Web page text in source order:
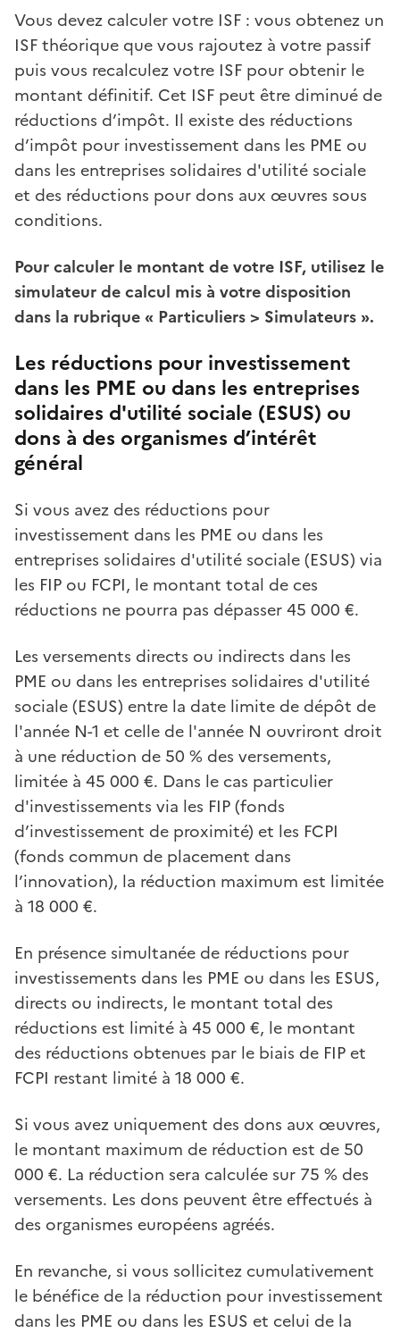
Vous devez calculer votre ISF : vous obtenez un
ISF théorique que vous rajoutez à votre passif
puis vous recalculez votre ISF pour obtenir le
montant définitif. Cet ISF peut être diminué de
réductions d’impôt. Il existe des réductions
d’impôt pour investissement dans les PME ou
dans les entreprises solidaires d'utilité sociale
et des réductions pour dons aux œuvres sous
conditions.
Pour calculer le montant de votre ISF, utilisez le
simulateur de calcul mis à votre disposition
dans la rubrique « Particuliers > Simulateurs ».
Les réductions pour investissement
dans les PME ou dans les entreprises
solidaires d'utilité sociale (ESUS) ou
dons à des organismes d’intérêt
général
Si vous avez des réductions pour
investissement dans les PME ou dans les
entreprises solidaires d'utilité sociale (ESUS) via
les FIP ou FCPI, le montant total de ces
réductions ne pourra pas dépasser 45 000 €.
Les versements directs ou indirects dans les
PME ou dans les entreprises solidaires d'utilité
sociale (ESUS) entre la date limite de dépôt de
l'année N-1 et celle de l'année N ouvriront droit
à une réduction de 50 % des versements,
limitée à 45 000 €. Dans le cas particulier
d'investissements via les FIP (fonds
d’investissement de proximité) et les FCPI
(fonds commun de placement dans
l’innovation), la réduction maximum est limitée
à 18 000 €.
En présence simultanée de réductions pour
investissements dans les PME ou dans les ESUS,
directs ou indirects, le montant total des
réductions est limité à 45 000 €, le montant
des réductions obtenues par le biais de FIP et
FCPI restant limité à 18 000 €.
Si vous avez uniquement des dons aux œuvres,
le montant maximum de réduction est de 50
000 €. La réduction sera calculée sur 75 % des
versements. Les dons peuvent être effectués à
des organismes européens agréés.
En revanche, si vous sollicitez cumulativement
le bénéfice de la réduction pour investissement
dans les PME ou dans les ESUS et celui de la